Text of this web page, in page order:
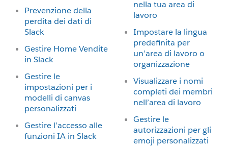
Prevenzione della
perdita dei dati di
Slack
Gestire Home Vendite
in Slack
Gestire le
impostazioni per i
modelli di canvas
personalizzati
Gestire l’accesso alle
funzioni IA in Slack
nella tua area di
lavoro
Impostare la lingua
predefinita per
un’area di lavoro o
organizzazione
Visualizzare i nomi
completi dei membri
nell’area di lavoro
Gestire le
autorizzazioni per gli
emoji personalizzati